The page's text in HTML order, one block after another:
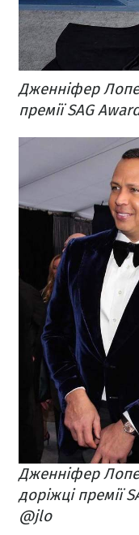
Дженніфер
премії SAG
Дженніфер
доріжці премії
@jlo